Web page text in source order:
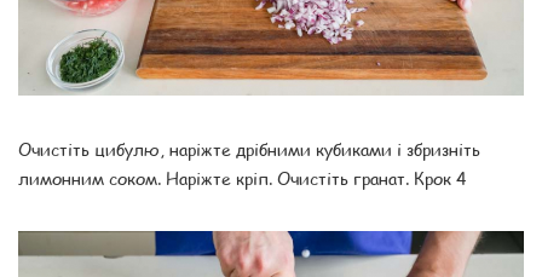
Очистіть цибулю, наріжте дрібними кубиками і збризніть
лимонним соком. Наріжте кріп. Очистіть гранат. Крок 4